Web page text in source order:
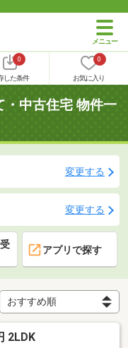
0
した条件
0
お気に入り
中古住宅 物件一
変更する
変更する
アプリで探す
2LDK